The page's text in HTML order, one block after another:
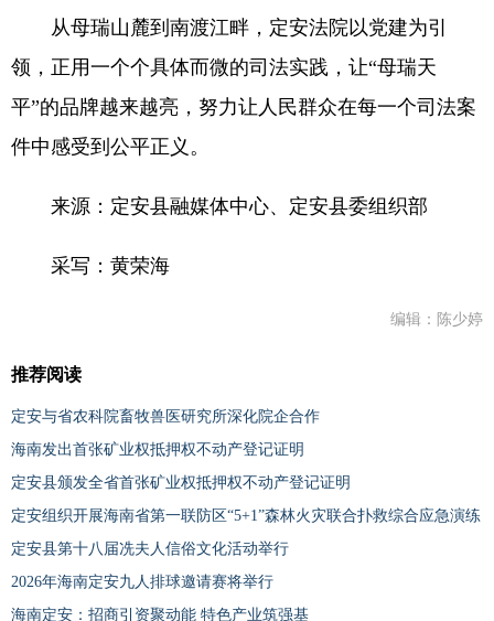
从母瑞山麓到南渡江畔，定安法院以党建为引
领，正用一个个具体而微的司法实践，让“母瑞天
平”的品牌越来越亮，努力让人民群众在每一个司法案
件中感受到公平正义。
来源：定安县融媒体中心、定安县委组织部
采写：黄荣海
编辑：陈少婷
推荐阅读
定安与省农科院畜牧兽医研究所深化院企合作
海南发出首张矿业权抵押权不动产登记证明
定安县颁发全省首张矿业权抵押权不动产登记证明
定安组织开展海南省第一联防区“5+1”森林火灾联合扑救综合应急演练
定安县第十八届冼夫人信俗文化活动举行
2026年海南定安九人排球邀请赛将举行
海南定安：招商引资聚动能 特色产业筑强基